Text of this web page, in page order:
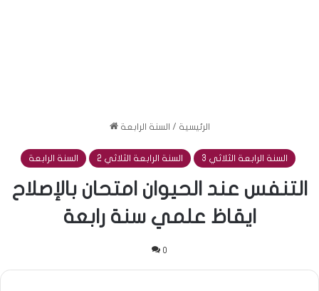
الرئيسية / السنة الرابعة
السنة الرابعة السنة الرابعة الثلاثي 2 السنة الرابعة الثلاثي 3
التنفس عند الحيوان امتحان بالإصلاح
ايقاظ علمي سنة رابعة
0